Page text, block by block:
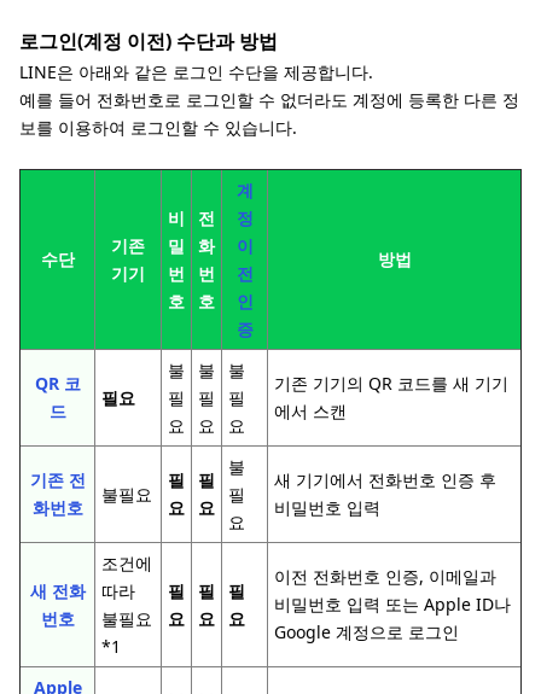
로그인(계정 이전) 수단과 방법
LINE은 아래와 같은 로그인 수단을 제공합니다.
예를 들어 전화번호로 로그인할 수 없더라도 계정에 등록한 다른 정
보를 이용하여 로그인할 수 있습니다.
수단
기존
기기
비
밀
번
호
전
화
번
호
계
정
이
전
인
증
방법
QR 코
드
필요
불
필
요
불
필
요
불
필
요
기존 기기의 QR 코드를 새 기기
에서 스캔
기존 전
화번호
불필요
필
요
필
요
불
필
요
새 기기에서 전화번호 인증 후
비밀번호 입력
새 전화
번호
조건에
따라
불필요
*1
필
요
필
요
필
요
이전 전화번호 인증, 이메일과
비밀번호 입력 또는 Apple ID나
Google 계정으로 로그인
Apple